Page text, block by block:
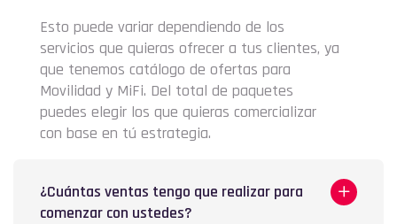
Esto puede variar dependiendo de los
servicios que quieras ofrecer a tus clientes, ya
que tenemos catálogo de ofertas para
Movilidad y MiFi. Del total de paquetes
puedes elegir los que quieras comercializar
con base en tú estrategia.
¿Cuántas ventas tengo que realizar para
comenzar con ustedes?